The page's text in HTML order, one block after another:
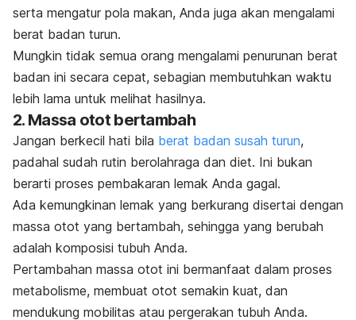
serta mengatur pola makan, Anda juga akan mengalami
berat badan turun.
Mungkin tidak semua orang mengalami penurunan berat
badan ini secara cepat, sebagian membutuhkan waktu
lebih lama untuk melihat hasilnya.
2. Massa otot bertambah
Jangan berkecil hati bila berat badan susah turun,
padahal sudah rutin berolahraga dan diet. Ini bukan
berarti proses pembakaran lemak Anda gagal.
Ada kemungkinan lemak yang berkurang disertai dengan
massa otot yang bertambah, sehingga yang berubah
adalah komposisi tubuh Anda.
Pertambahan massa otot ini bermanfaat dalam proses
metabolisme, membuat otot semakin kuat, dan
mendukung mobilitas atau pergerakan tubuh Anda.